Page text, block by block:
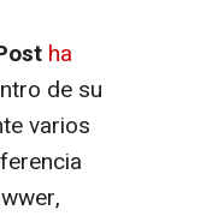
ha
de su
varios